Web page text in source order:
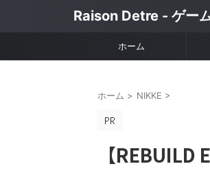
Raison Detre - ゲー
ホーム
ホーム > NIKKE >
【REBUILD